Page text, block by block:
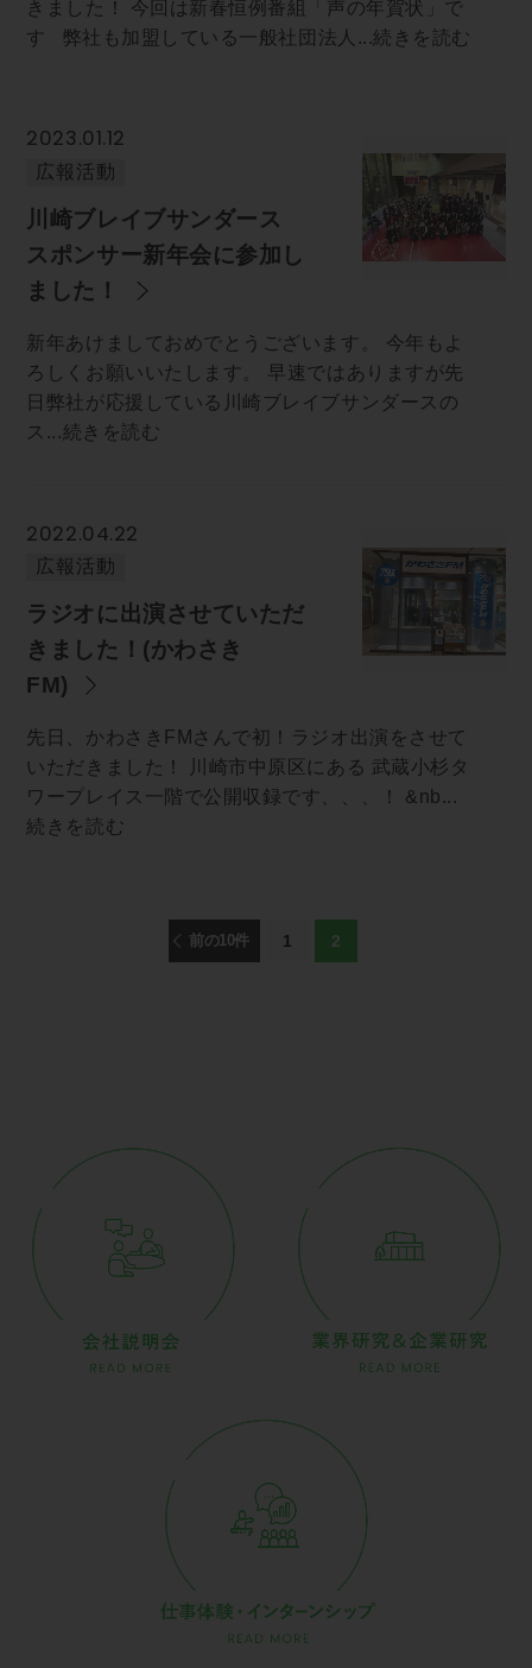
きました！ 今回は新春恒例番組「声の年賀状」で
す 弊社も加盟している一般社団法人...続きを読む
2023.01.12
広報活動
川崎ブレイブサンダース
スポンサー新年会に参加し
ました！
新年あけましておめでとうございます。 今年もよ
ろしくお願いいたします。 早速ではありますが先
日弊社が応援している川崎ブレイブサンダースの
ス...続きを読む
2022.04.22
広報活動
ラジオに出演させていただ
きました！(かわさき
FM)
先日、かわさきFMさんで初！ラジオ出演をさせて
いただきました！ 川崎市中原区にある 武蔵小杉タ
ワープレイス一階で公開収録です、、、！ &nb...
続きを読む
前の10件 1 2